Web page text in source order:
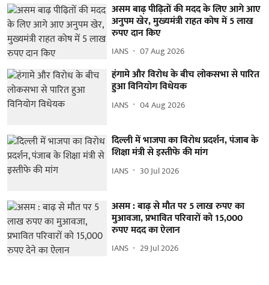
असम बाढ़ पीढ़ितों की मदद के लिए आगे आए
अनुपम खेर, मुख्यमंत्री राहत कोष में 5 लाख
रुपए दान किए
IANS 07 Aug 2026
हंगामे और विरोध के बीच लोकसभा से पारित
हुआ विनियोग विधेयक
IANS 04 Aug 2026
दिल्ली में भाजपा का विरोध प्रदर्शन, पंजाब के
शिक्षा मंत्री से इस्तीफे की मांग
IANS 30 Jul 2026
असम : बाढ़ से मौत पर 5 लाख रुपए का
मुआवजा, प्रभावित परिवारों को 15,000
रुपए मदद का ऐलान
IANS 29 Jul 2026